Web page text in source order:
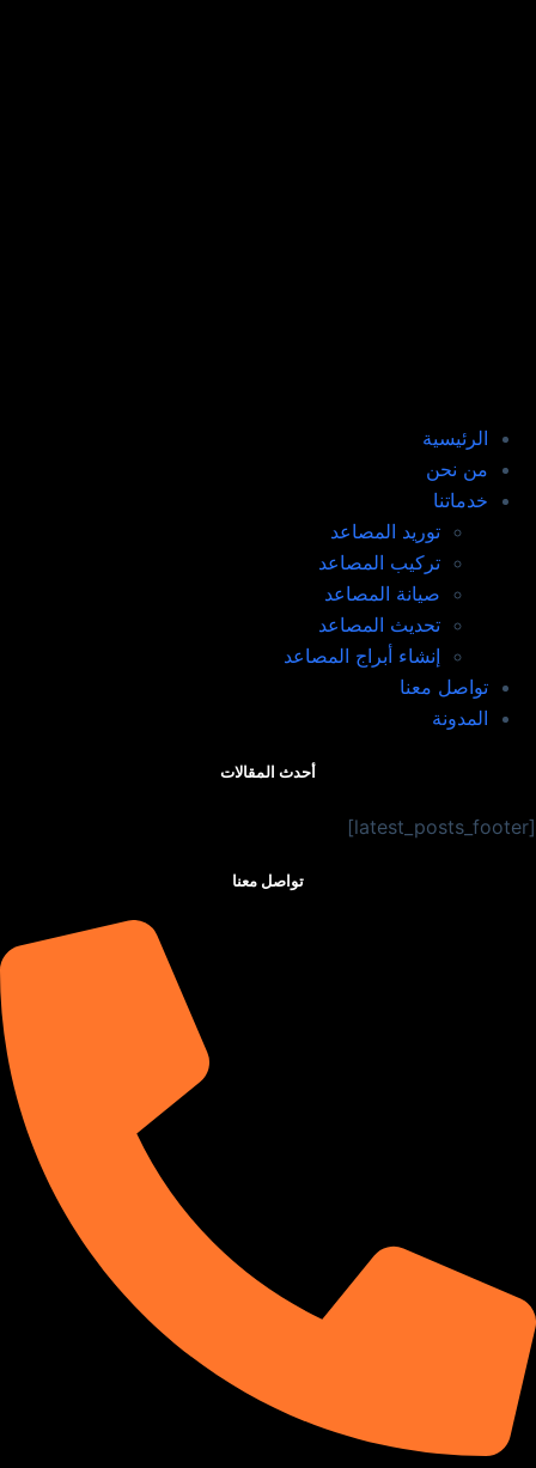
الرئيسية
من نحن
خدماتنا
توريد المصاعد​
تركيب المصاعد ​
صيانة المصاعد​
تحديث المصاعد​
إنشاء أبراج المصاعد​
تواصل معنا
المدونة
أحدث المقالات
[latest_posts_footer]
تواصل معنا